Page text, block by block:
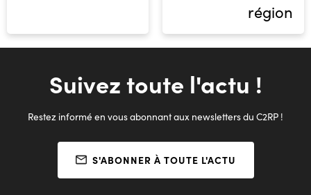
région
Suivez toute l'actu !
Restez informé en vous abonnant aux newsletters du C2RP !
S'ABONNER À TOUTE L'ACTU